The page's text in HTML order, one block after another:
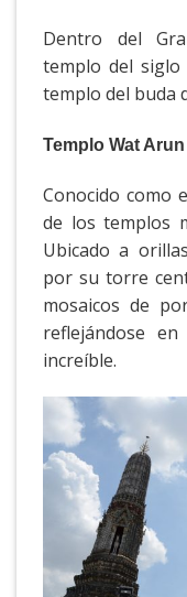
Dentro del
templo del siglo
templo del buda
Templo Wat Arun
Conocido como
de los templos
Ubicado a
por su torre
mosaicos de
reflejándose
increíble.